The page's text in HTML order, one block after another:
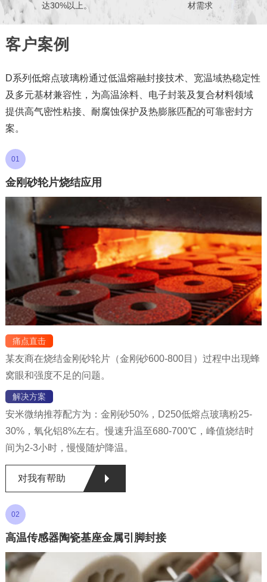
达30%以上。
材需求
客户案例
D系列低熔点玻璃粉通过低温熔融封接技术、宽温域热稳定性
及多元基材兼容性，为高温涂料、电子封装及复合材料领域
提供高气密性粘接、耐腐蚀保护及热膨胀匹配的可靠密封方
案。
01
金刚砂轮片烧结应用
痛点直击
某友商在烧结金刚砂轮片（金刚砂600-800目）过程中出现蜂
窝眼和强度不足的问题。
解决方案
安米微纳推荐配方为：金刚砂50%，D250低熔点玻璃粉25-
30%，氧化铝8%左右。慢速升温至680-700℃，峰值烧结时
间为2-3小时，慢慢随炉降温。
对我有帮助
02
高温传感器陶瓷基座金属引脚封接